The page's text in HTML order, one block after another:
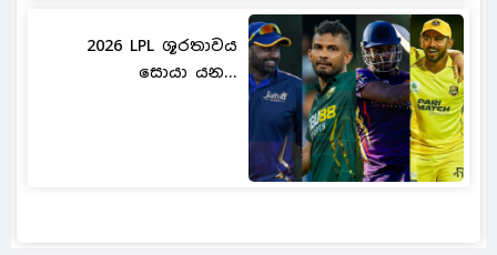
2026 LPL ශූරතාවය
සොයා යන...